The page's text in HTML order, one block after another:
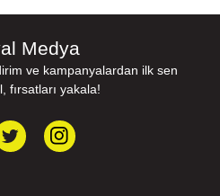
Medya
ve kampanyalardan ilk sen
fırsatları yakala!